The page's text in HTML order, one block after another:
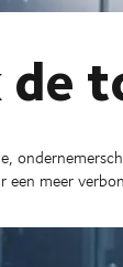
meer